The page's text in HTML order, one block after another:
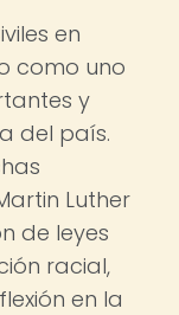
en
como uno
y
del país.
Luther
de leyes
racial,
en la